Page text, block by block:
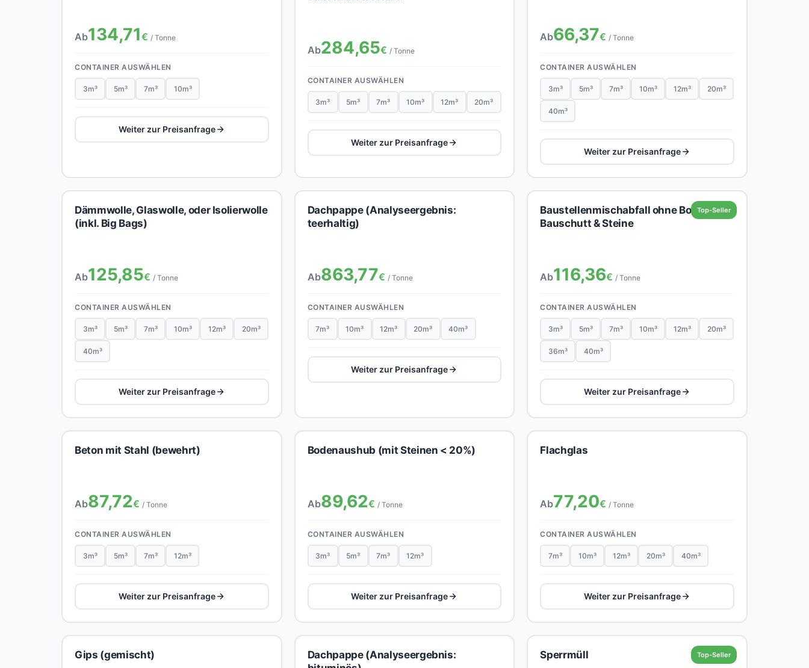
Ab134,71€ / Tonne
CONTAINER AUSWÄHLEN
3m³ 5m³ 7m³ 10m³
Weiter zur Preisanfrage
Ab284,65€ / Tonne
CONTAINER AUSWÄHLEN
3m³ 5m³ 7m³ 10m³ 12m³ 20m³
Weiter zur Preisanfrage
Ab66,37€ / Tonne
CONTAINER AUSWÄHLEN
3m³ 5m³ 7m³ 10m³ 12m³ 20m³
40m³
Weiter zur Preisanfrage
Dämmwolle, Glaswolle, oder Isolierwolle
(inkl. Big Bags)
Ab125,85€ / Tonne
CONTAINER AUSWÄHLEN
3m³ 5m³ 7m³ 10m³ 12m³ 20m³
40m³
Weiter zur Preisanfrage
Dachpappe (Analyseergebnis:
teerhaltig)
Ab863,77€ / Tonne
CONTAINER AUSWÄHLEN
7m³ 10m³ 12m³ 20m³ 40m³
Weiter zur Preisanfrage
Top-Seller
Baustellenmischabfall ohne Boden,
Bauschutt & Steine
Ab116,36€ / Tonne
CONTAINER AUSWÄHLEN
3m³ 5m³ 7m³ 10m³ 12m³ 20m³
36m³ 40m³
Weiter zur Preisanfrage
Beton mit Stahl (bewehrt)
Ab87,72€ / Tonne
CONTAINER AUSWÄHLEN
3m³ 5m³ 7m³ 12m³
Weiter zur Preisanfrage
Bodenaushub (mit Steinen < 20%)
Ab89,62€ / Tonne
CONTAINER AUSWÄHLEN
3m³ 5m³ 7m³ 12m³
Weiter zur Preisanfrage
Flachglas
Ab77,20€ / Tonne
CONTAINER AUSWÄHLEN
7m³ 10m³ 12m³ 20m³ 40m³
Weiter zur Preisanfrage
Gips (gemischt)
Dachpappe (Analyseergebnis:
Top-Seller
Sperrmüll